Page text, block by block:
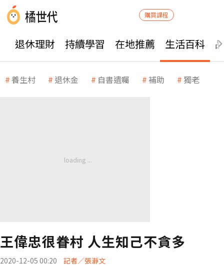
購買課程
退休理財 持續學習 在地推薦 生活百科
養生村 退休金 自書遺囑 補助 獨老
王偉忠很眷村 人生知己不貪多
2020-12-05 00:20 記者／張瀞文